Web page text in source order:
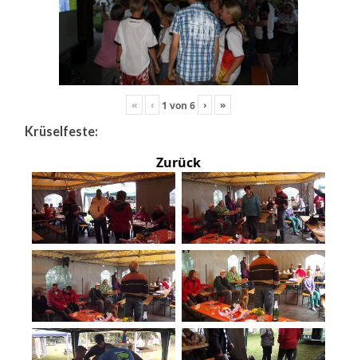
« ‹ 1 von 6 › »
Krüselfeste:
Zurück